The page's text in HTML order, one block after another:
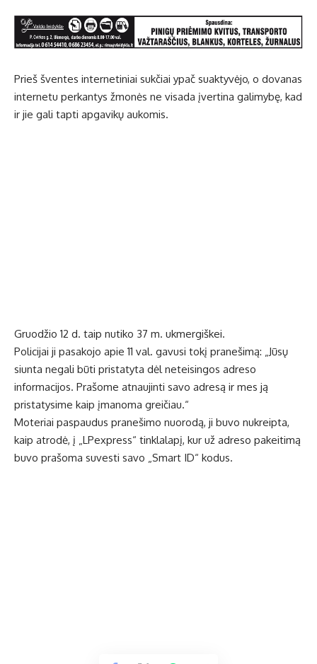
Prieš šventes internetiniai sukčiai ypač suaktyvėjo, o dovanas
internetu perkantys žmonės ne visada įvertina galimybę, kad
ir jie gali tapti apgavikų aukomis.
Gruodžio 12 d. taip nutiko 37 m. ukmergiškei.
Policijai ji pasakojo apie 11 val. gavusi tokį pranešimą: „Jūsų
siunta negali būti pristatyta dėl neteisingos adreso
informacijos. Prašome atnaujinti savo adresą ir mes ją
pristatysime kaip įmanoma greičiau.“
Moteriai paspaudus pranešimo nuorodą, ji buvo nukreipta,
kaip atrodė, į „LPexpress“ tinklalapį, kur už adreso pakeitimą
buvo prašoma suvesti savo „Smart ID“ kodus.